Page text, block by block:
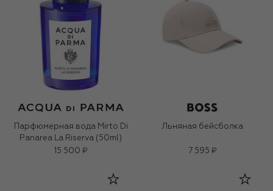
Парфюмерная вода Mirto Di
Panarea La Riserva (50ml)
15 500 ₽
Льняная бейсболка
7 595 ₽